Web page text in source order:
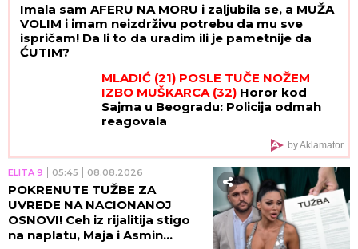
Imala sam AFERU NA MORU i zaljubila se, a MUŽA
VOLIM i imam neizdrživu potrebu da mu sve
ispričam! Da li to da uradim ili je pametnije da
ĆUTIM?
MLADIĆ (21) POSLE TUČE NOŽEM
IZBO MUŠKARCA (32) Horor kod
Sajma u Beogradu: Policija odmah
reagovala
by Aklamator
ELITA 9 05:45 08.08.2026
POKRENUTE TUŽBE ZA
UVREDE NA NACIONANOJ
OSNOVI! Ceh iz rijalitija stigo
na naplatu, Maja i Asmin